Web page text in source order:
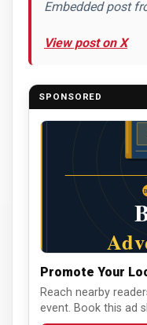
Embedded post
View post on X
SPONSORED
Promote Your
Reach nearby
event. Book this ad